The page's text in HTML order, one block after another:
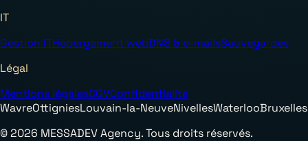
IT
Gestion ITHébergement webDNS & e-mailsSauvegardes
Légal
Mentions légalesCGVConfidentialité
WavreOttigniesLouvain-la-NeuveNivellesWaterlooBruxelles
© 2026 MESSADEV Agency. Tous droits réservés.